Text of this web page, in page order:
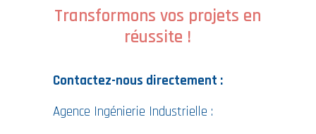
Transformons vos projets en
réussite !
Contactez-nous directement :
Agence Ingénierie Industrielle :